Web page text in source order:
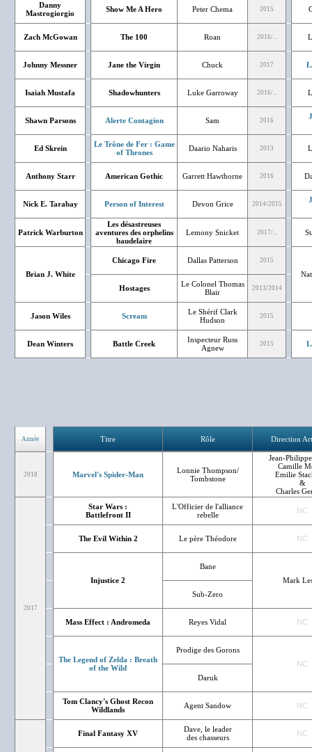
Danny
Mastrogiorgio
Show Me A Hero Peter Chema 2015
Zach McGowan The 100 Roan 2016/...
Johnny Messner Jane the Virgin Chuck 2017
Isaiah Mustafa Shadowhunters Luke Garroway 2016/...
Shawn Parsons Alerte Contagion Sam 2016
Ed Skrein
Le Trône de Fer : Game
of Thrones
Daario Naharis 2013
Anthony Starr American Gothic Garrett Hawthorne 2016
Nick E. Tarabay Person of Interest Devon Grice 2014/2015
Patrick Warburton
Les désastreuses
aventures des orphelins
baudelaire
Lemony Snicket 2017/...
Brian J. White
Chicago Fire Dallas Patterson 2015
Hostages
Le Colonel Thomas
Blair
2013/2014
Jason Wiles Scream
Le Shérif Clark
Hudson
2015
Dean Winters Battle Creek
Inspecteur Russ
Agnew
2015
Année Titre Rôle Direction
2018 Marvel's Spider-Man
Lonnie Thompson/
Tombstone
Jean-
Camille
Emilie
&
Charles
2017
Star Wars :
Battlefront II
L'Officier de l'alliance
rebelle
NC
The Evil Within 2 Le père Théodore NC
Injustice 2
Bane
Mark
Sub-Zero
Mass Effect : Andromeda Reyes Vidal NC
The Legend of Zelda : Breath
of the Wild
Prodige des Gorons
NC
Daruk
Tom Clancy's Ghost Recon
Wildlands
Agent Sandow NC
Final Fantasy XV
Dave, le leader
des chasseurs
NC